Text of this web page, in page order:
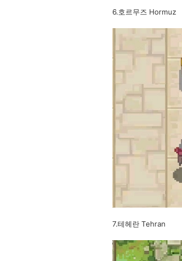
6.호르무즈 Hormuz
7.테헤란 Tehran